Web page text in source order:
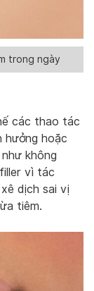
trong ngày
các thao tác
hưởng hoặc
không
vì tác
dịch sai vị
tiêm.